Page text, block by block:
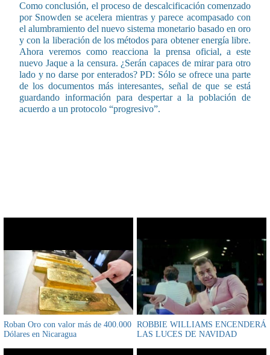
Como conclusión, el proceso de descalcificación comenzado
por Snowden se acelera mientras y parece acompasado con
el alumbramiento del nuevo sistema monetario basado en oro
y con la liberación de los métodos para obtener energía libre.
Ahora veremos como reacciona la prensa oficial, a este
nuevo Jaque a la censura. ¿Serán capaces de mirar para otro
lado y no darse por enterados? PD: Sólo se ofrece una parte
de los documentos más interesantes, señal de que se está
guardando información para despertar a la población de
acuerdo a un protocolo “progresivo”.
Roban Oro con valor más de 400.000
Dólares en Nicaragua
ROBBIE WILLIAMS ENCENDERÁ
LAS LUCES DE NAVIDAD